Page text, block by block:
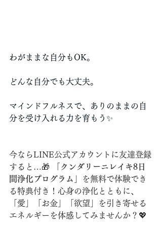
わがままな自分もOK。
どんな自分でも大丈夫。
マインドフルネスで、ありのままの自
分を受け入れる力を育もう✨
今ならLINE公式アカウントに友達登録
すると…🎁
「クンダリーニレイキ8日
間浄化プログラム」
を無料で体験でき
る特典付き！心身の浄化とともに、
「愛」「お金」「欲望」を引き寄せる
エネルギーを体感してみませんか？💖